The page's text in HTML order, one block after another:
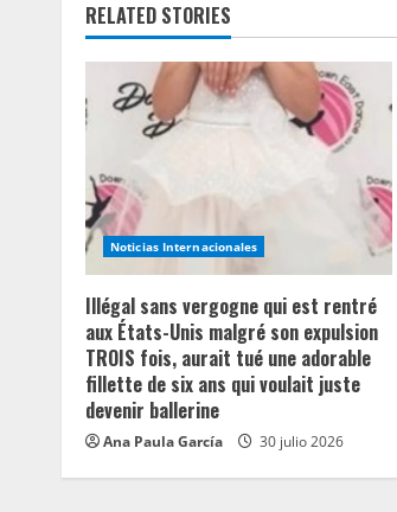
i
n
u
e
R
e
a
d
i
n
RELATED STORIES
Noticias Internacionales
Illégal sans vergogne qui est rentré
aux États-Unis malgré son expulsion
TROIS fois, aurait tué une adorable
fillette de six ans qui voulait juste
devenir ballerine
Ana Paula García 30 julio 2026